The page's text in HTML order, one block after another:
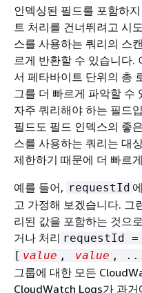
인덱싱된 필드를 포함하
트 처리를 건너뛰려고 시
스를 사용하는 쿼리의 스
르게 반환할 수 있습니다.
서 페타바이트 단위의 총
그를 더 빠르게 파악할 수
자주 쿼리해야 하는 필드
필드도 필드 인덱스의 좋
스를 사용하는 쿼리는 대
제한하기 때문에 더 빠르
예를 들어, requestId
고 가정해 보겠습니다. 그
리된 값을 포함하는 것으
거나 처리 requestId =
[ value , value ,
그룹에 대한 모든
CloudWatch Logs가 과